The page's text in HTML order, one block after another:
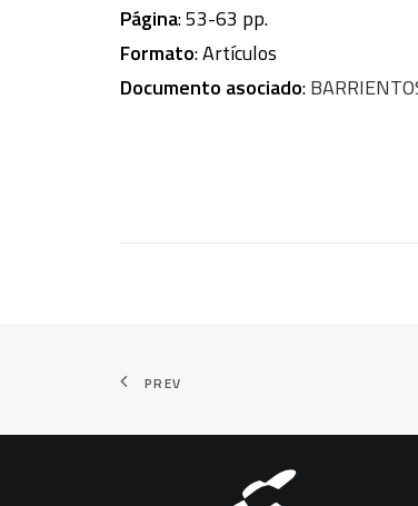
Página: 53-63 pp.
Formato: Artículos
Documento asociado:
PREV